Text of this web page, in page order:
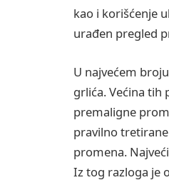
kao i korišćenje
urađen pregled
U najvećem
grlića. Većina tih
premaligne
pravilno
promena.
Iz tog razloga je